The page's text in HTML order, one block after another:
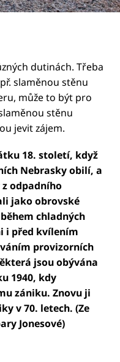
dutinách. Třeba
slaměnou stěnu
může to být pro
stěnu
jevit zájem.
18. století, když
Nebrasky obilí, a
odpadního
jako obrovské
chladných
i před kvílením
provizorních
jsou obývána
1940, kdy
zániku. Znovu ji
v 70. letech. (Ze
Jonesové)